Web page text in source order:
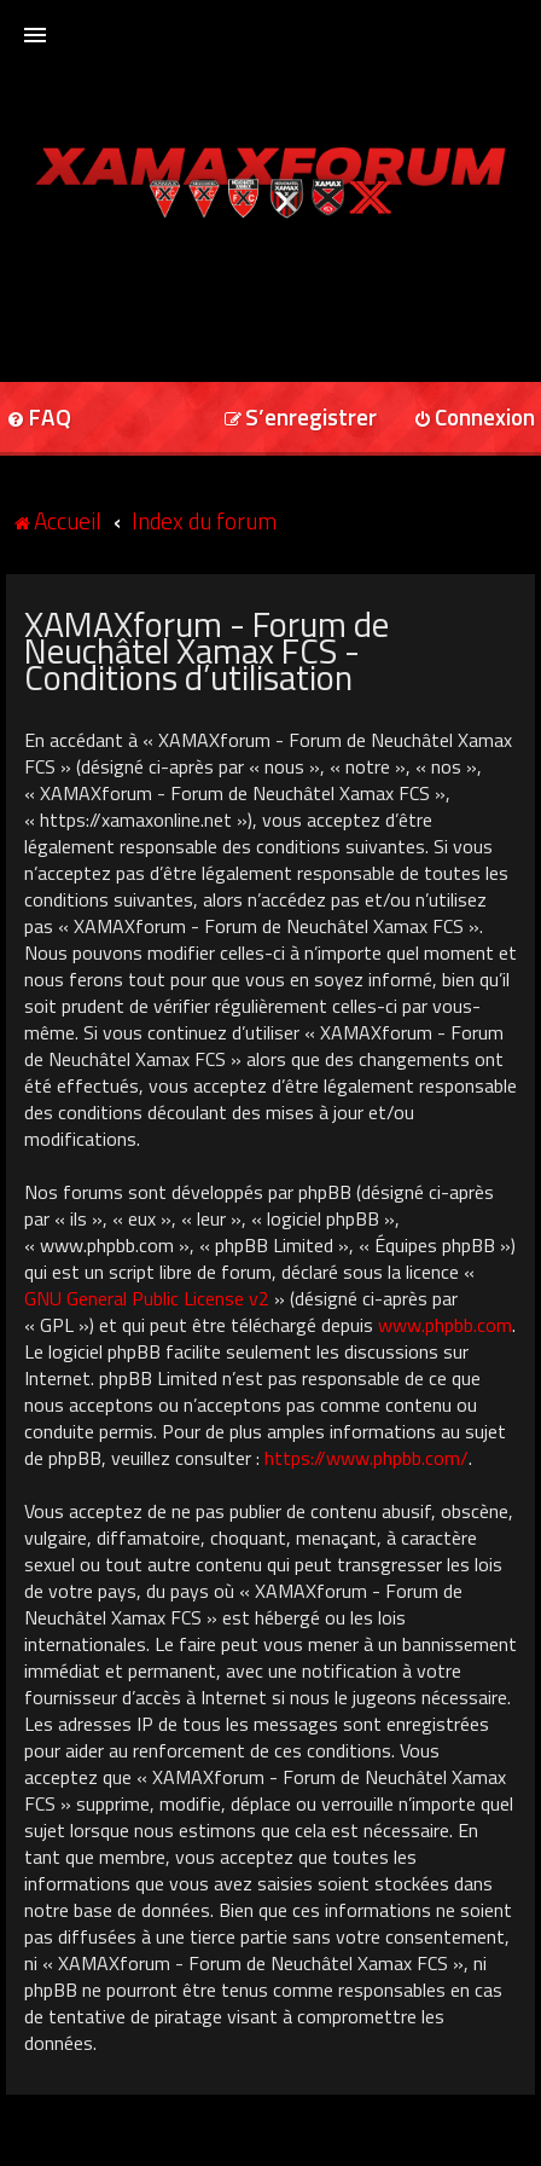
XAMAXFORUM
FAQ Connexion
S’enregistrer
Accueil Index du forum
XAMAXforum - Forum de
Neuchâtel Xamax FCS -
Conditions d’utilisation
En accédant à « XAMAXforum - Forum de Neuchâtel Xamax
FCS » (désigné ci-après par « nous », « notre », « nos »,
« XAMAXforum - Forum de Neuchâtel Xamax FCS »,
« https://xamaxonline.net »), vous acceptez d’être
légalement responsable des conditions suivantes. Si vous
n’acceptez pas d’être légalement responsable de toutes les
conditions suivantes, alors n’accédez pas et/ou n’utilisez
pas « XAMAXforum - Forum de Neuchâtel Xamax FCS ».
Nous pouvons modifier celles-ci à n’importe quel moment et
nous ferons tout pour que vous en soyez informé, bien qu’il
soit prudent de vérifier régulièrement celles-ci par vous-
même. Si vous continuez d’utiliser « XAMAXforum - Forum
de Neuchâtel Xamax FCS » alors que des changements ont
été effectués, vous acceptez d’être légalement responsable
des conditions découlant des mises à jour et/ou
modifications.
Nos forums sont développés par phpBB (désigné ci-après
par « ils », « eux », « leur », « logiciel phpBB »,
« www.phpbb.com », « phpBB Limited », « Équipes phpBB »)
qui est un script libre de forum, déclaré sous la licence «
GNU General Public License v2 » (désigné ci-après par
« GPL ») et qui peut être téléchargé depuis www.phpbb.com.
Le logiciel phpBB facilite seulement les discussions sur
Internet. phpBB Limited n’est pas responsable de ce que
nous acceptons ou n’acceptons pas comme contenu ou
conduite permis. Pour de plus amples informations au sujet
de phpBB, veuillez consulter : https://www.phpbb.com/.
Vous acceptez de ne pas publier de contenu abusif, obscène,
vulgaire, diffamatoire, choquant, menaçant, à caractère
sexuel ou tout autre contenu qui peut transgresser les lois
de votre pays, du pays où « XAMAXforum - Forum de
Neuchâtel Xamax FCS » est hébergé ou les lois
internationales. Le faire peut vous mener à un bannissement
immédiat et permanent, avec une notification à votre
fournisseur d’accès à Internet si nous le jugeons nécessaire.
Les adresses IP de tous les messages sont enregistrées
pour aider au renforcement de ces conditions. Vous
acceptez que « XAMAXforum - Forum de Neuchâtel Xamax
FCS » supprime, modifie, déplace ou verrouille n’importe quel
sujet lorsque nous estimons que cela est nécessaire. En
tant que membre, vous acceptez que toutes les
informations que vous avez saisies soient stockées dans
notre base de données. Bien que ces informations ne soient
pas diffusées à une tierce partie sans votre consentement,
ni « XAMAXforum - Forum de Neuchâtel Xamax FCS », ni
phpBB ne pourront être tenus comme responsables en cas
de tentative de piratage visant à compromettre les
données.